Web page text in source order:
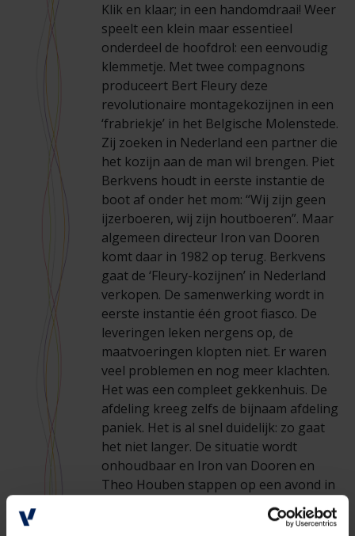
Klik en klaar; in een handomdraai! Weer
speelt een klein maar essentieel
onderdeel de hoofdrol: een eenvoudig
klemmetje. Met twee compagnons
produceert Bert Fleury deze
revolutionaire montagekozijnen in een
‘frabriekje’ in het Belgische Molenstede.
Zij zoeken in Nederland een partner die
het kozijn aan de man wil brengen. Piet
Berkvens houdt in eerste instantie de
boot af onder het mom: “Wij zijn geen
ijzerboeren, wij zijn houtboeren”. Maar
algemeen directeur Iron van Dooren
komt daar in 1982 op terug. Berkvens
gaat de ‘Fleury-kozijnen’ in Nederland
verkopen. De samenwerking wordt in
eerste instantie één groot fiasco. De
leveringen leken nergens op, de
maatvoeringen klopten niet. Er waren
veel problemen en nog meer klachten.
Het was een compleet gekkenhuis. De
afdeling kreeg zelfs de bijnaam afdeling
paniek. Het is al snel duidelijk: zo gaat
het niet langer. De situatie wordt
onhoudbaar en Iron van Dooren en
Theo Houben stappen op een avond in
het najaar van 1982 in de auto en rijden
naar België. Ze stellen Fleury voor de